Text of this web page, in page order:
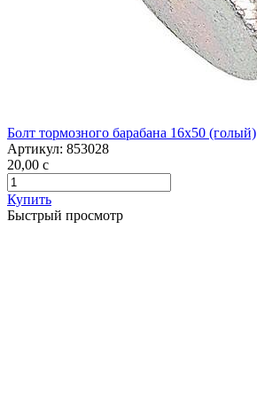
Болт тормозного барабана 16х50 (голый)
Артикул: 853028
20,00 c
Купить
Быстрый просмотр